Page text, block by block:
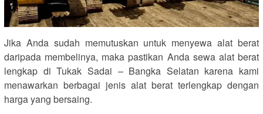
Jika Anda sudah memutuskan untuk menyewa alat berat
daripada membelinya, maka pastikan Anda sewa alat berat
lengkap di Tukak Sadai – Bangka Selatan karena kami
menawarkan berbagai jenis alat berat terlengkap dengan
harga yang bersaing.